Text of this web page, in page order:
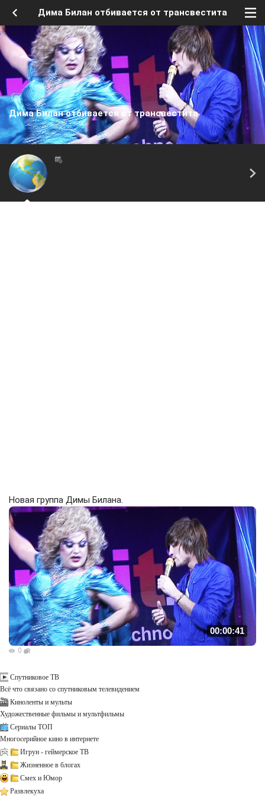
Дима Билан отбивается от трансвестита
Дима Билан отбивается от трансвестита
Новая группа Димы Билана.
00:00:41
0
Спутниковое ТВ
Всё что связано со спутниковым телевидением
Киноленты и мульты
Художественные фильмы и мультфильмы
Сериалы ТОП
Многосерийное кино в интернете
Игрун - геймерское ТВ
Жизненное в блогах
Смех и Юмор
Развлекуха